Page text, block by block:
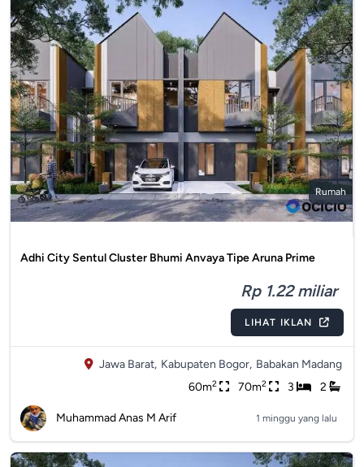
Rumah
Adhi City Sentul Cluster Bhumi Anvaya Tipe Aruna Prime
Rp 1.22 miliar
LIHAT IKLAN
Jawa Barat, Kabupaten Bogor, Babakan Madang
60m2 70m2 3 2
Muhammad Anas M Arif 1 minggu yang lalu